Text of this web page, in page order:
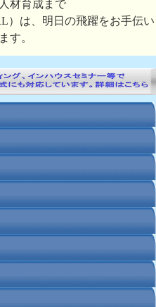
材育成まで
）は、明日の飛躍をお手伝い
す。